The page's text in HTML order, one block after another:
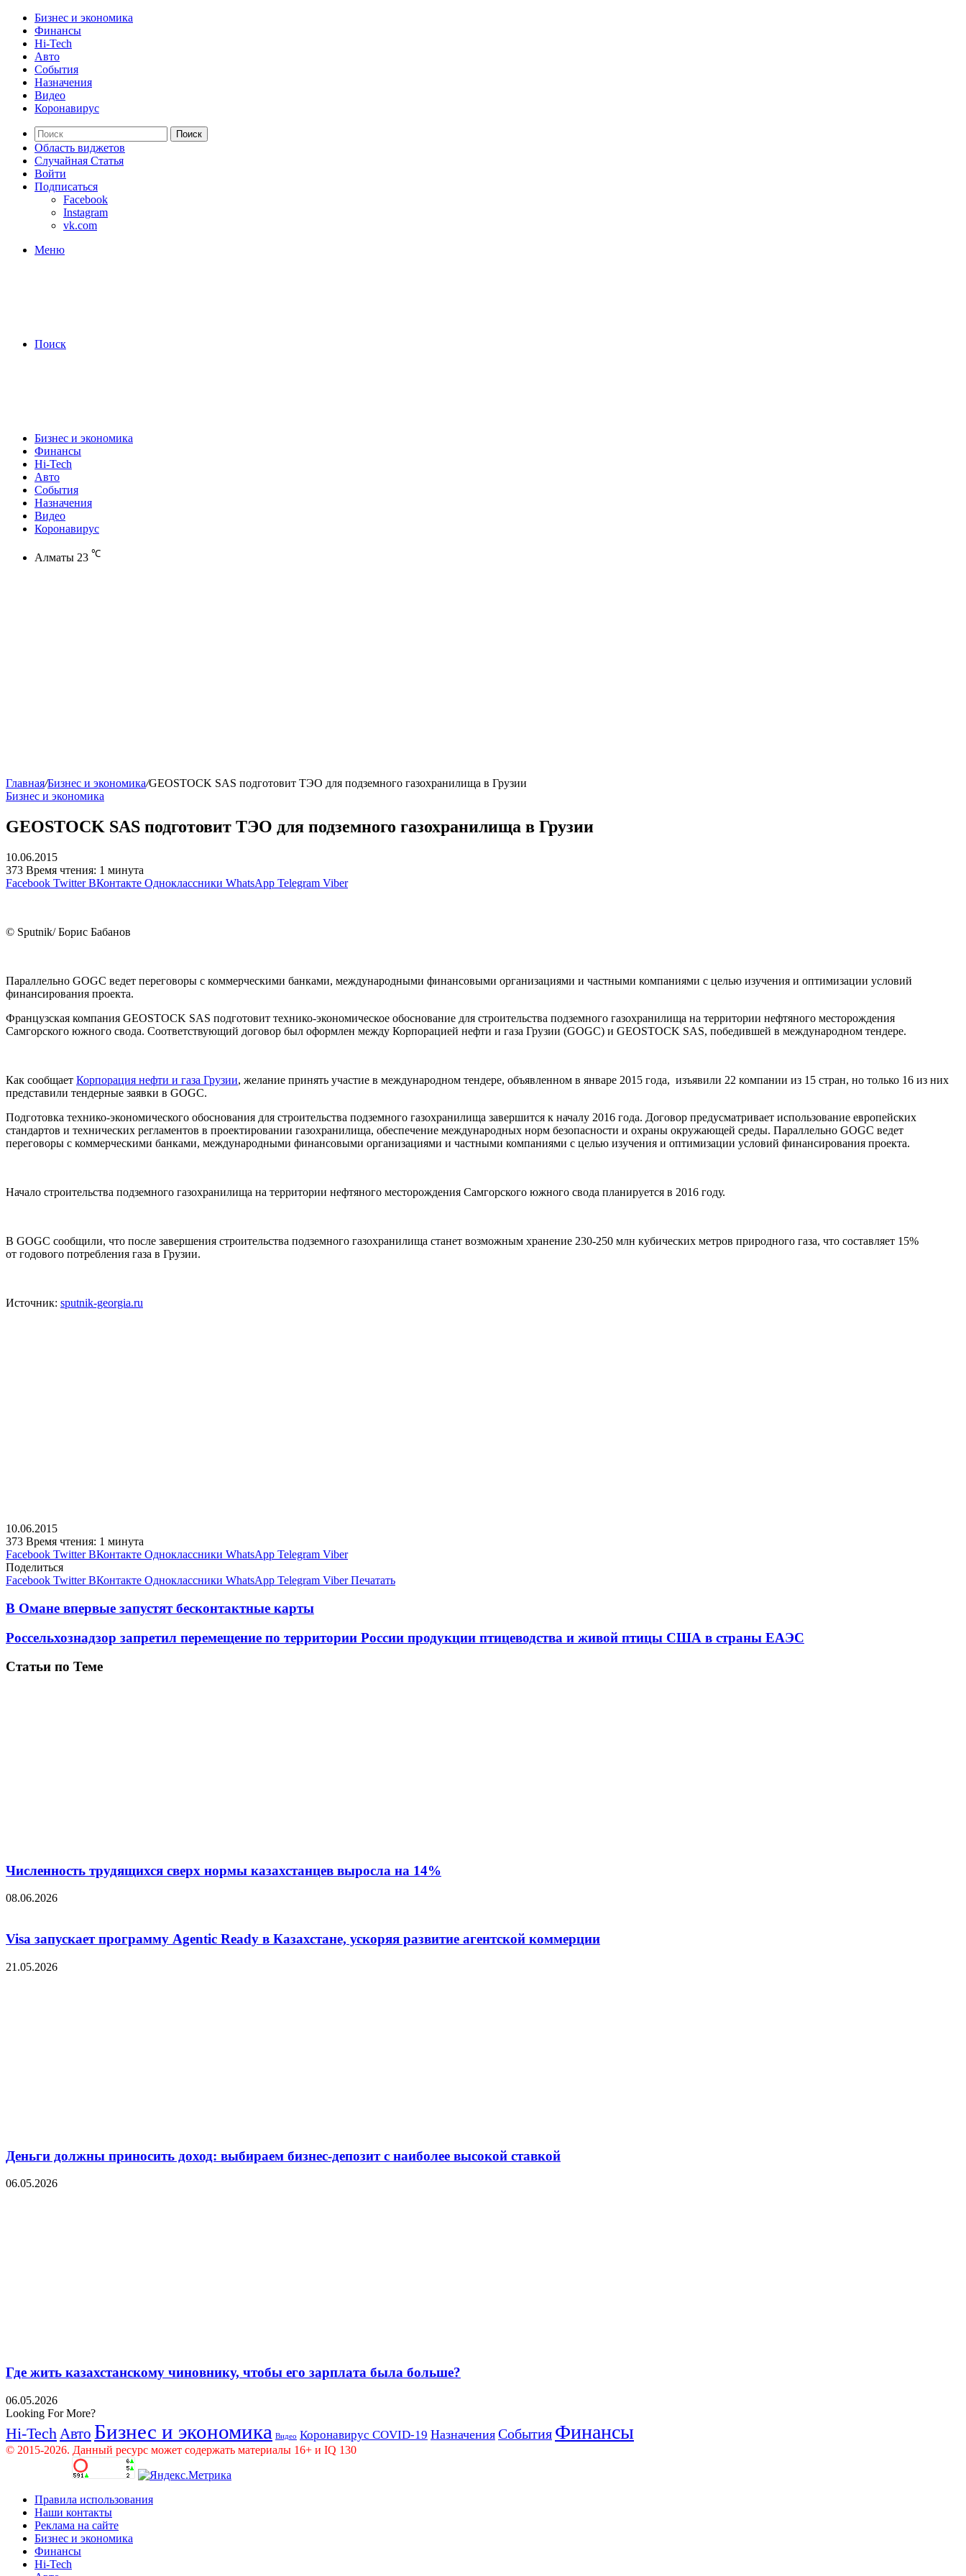
Бизнес и экономика
Финансы
Hi-Tech
Авто
События
Назначения
Видео
Коронавирус
Поиск
Область виджетов
Случайная Статья
Войти
Подписаться
Facebook
Instagram
vk.com
Меню
Поиск
Бизнес и экономика
Финансы
Hi-Tech
Авто
События
Назначения
Видео
Коронавирус
Алматы 23 ℃
Главная/Бизнес и экономика/GEOSTOCK SAS подготовит ТЭО для подземного газохранилища в Грузии
Бизнес и экономика
GEOSTOCK SAS подготовит ТЭО для подземного газохранилища в Грузии
10.06.2015
373 Время чтения: 1 минута
Facebook Twitter ВКонтакте Одноклассники WhatsApp Telegram Viber
© Sputnik/ Борис Бабанов
Параллельно GOGC ведет переговоры с коммерческими банками, международными финансовыми организациями и частными компаниями с целью изучения и оптимизации условий
финансирования проекта.
Французская компания GEOSTOCK SAS подготовит технико-экономическое обоснование для строительства подземного газохранилища на территории нефтяного месторождения
Самгорского южного свода. Соответствующий договор был оформлен между Корпорацией нефти и газа Грузии (GOGC) и GEOSTOCK SAS, победившей в международном тендере.
Как сообщает Корпорация нефти и газа Грузии, желание принять участие в международном тендере, объявленном в январе 2015 года, изъявили 22 компании из 15 стран, но только 16 из них
представили тендерные заявки в GOGC.
Подготовка технико-экономического обоснования для строительства подземного газохранилища завершится к началу 2016 года. Договор предусматривает использование европейских
стандартов и технических регламентов в проектировании газохранилища, обеспечение международных норм безопасности и охраны окружающей среды. Параллельно GOGC ведет
переговоры с коммерческими банками, международными финансовыми организациями и частными компаниями с целью изучения и оптимизации условий финансирования проекта.
Начало строительства подземного газохранилища на территории нефтяного месторождения Самгорского южного свода планируется в 2016 году.
В GOGC сообщили, что после завершения строительства подземного газохранилища станет возможным хранение 230-250 млн кубических метров природного газа, что составляет 15%
от годового потребления газа в Грузии.
Источник: sputnik-georgia.ru
10.06.2015
373 Время чтения: 1 минута
Facebook Twitter ВКонтакте Одноклассники WhatsApp Telegram Viber
Поделиться
Facebook Twitter ВКонтакте Одноклассники WhatsApp Telegram Viber Печатать
В Омане впервые запустят бесконтактные карты
Россельхознадзор запретил перемещение по территории России продукции птицеводства и живой птицы США в страны ЕАЭС
Статьи по Теме
Численность трудящихся сверх нормы казахстанцев выросла на 14%
08.06.2026
Visa запускает программу Agentic Ready в Казахстане, ускоряя развитие агентской коммерции
21.05.2026
Деньги должны приносить доход: выбираем бизнес-депозит с наиболее высокой ставкой
06.05.2026
Где жить казахстанскому чиновнику, чтобы его зарплата была больше?
06.05.2026
Looking For More?
Hi-Tech Авто Бизнес и экономика Видео Коронавирус COVID-19 Назначения События Финансы
© 2015-2026. Данный ресурс может содержать материалы 16+ и IQ 130
Правила использования
Наши контакты
Реклама на сайте
Бизнес и экономика
Финансы
Hi-Tech